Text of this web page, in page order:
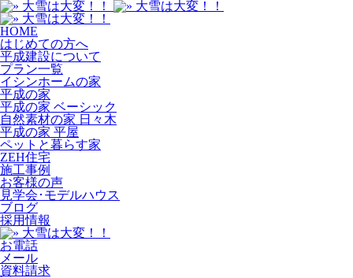
HOME
はじめての方へ
平成建設について
プラン一覧
イシンホームの家
平成の家
平成の家 ベーシック
自然素材の家 日々木
平成の家 平屋
ペットと暮らす家
ZEH住宅
施工事例
お客様の声
見学会･モデルハウス
ブログ
採用情報
お電話
メール
資料請求